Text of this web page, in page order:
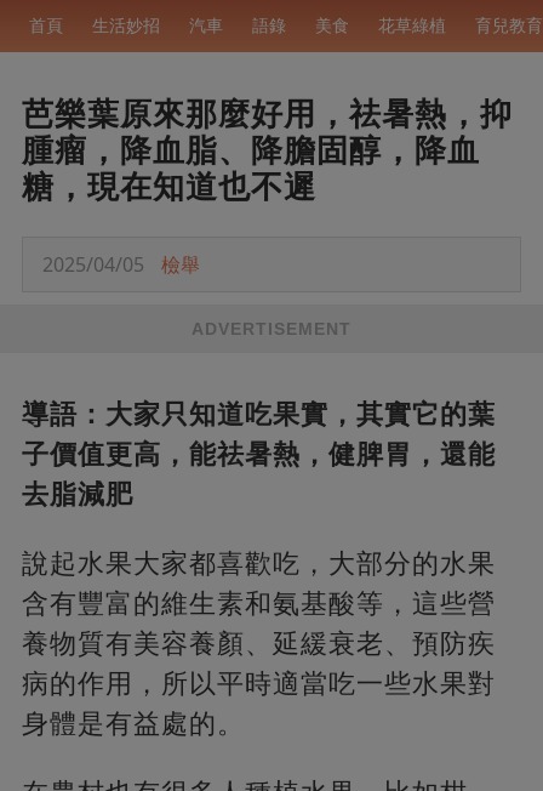
首頁 生活妙招 汽車 語錄 美食 花草綠植 育兒教育
芭樂葉原來那麼好用，祛暑熱，抑
腫瘤，降血脂、降膽固醇，降血
糖，現在知道也不遲
2025/04/05 檢舉
ADVERTISEMENT
導語：大家只知道吃果實，其實它的葉
子價值更高，能祛暑熱，健脾胃，還能
去脂減肥
說起水果大家都喜歡吃，大部分的水果
含有豐富的維生素和氨基酸等，這些營
養物質有美容養顏、延緩衰老、預防疾
病的作用，所以平時適當吃一些水果對
身體是有益處的。